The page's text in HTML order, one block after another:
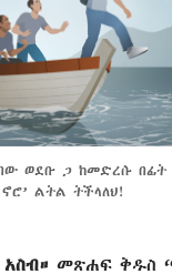
ወደቡ ጋ ከመድረሱ በፊት
ልትል ትችላለህ!
መጽሐፍ ቅዱስ